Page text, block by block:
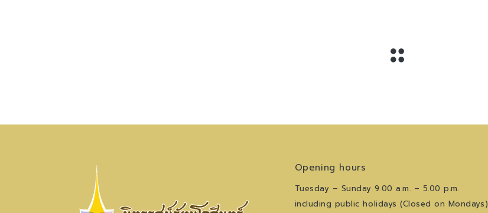
Opening hours
Tuesday – Sunday 9.00 a.m. – 5.00 p.m.
including public holidays (Closed on Mondays)